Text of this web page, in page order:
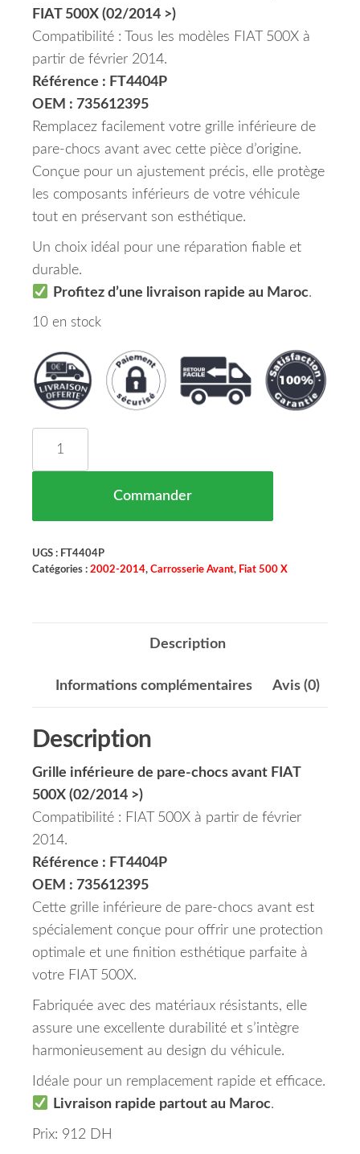
FIAT 500X (02/2014 >)
Compatibilité : Tous les modèles FIAT 500X à
partir de février 2014.
Référence : FT4404P
OEM : 735612395
Remplacez facilement votre grille inférieure de
pare-chocs avant avec cette pièce d’origine.
Conçue pour un ajustement précis, elle protège
les composants inférieurs de votre véhicule
tout en préservant son esthétique.
Un choix idéal pour une réparation fiable et
durable.
Profitez d’une livraison rapide au Maroc.
10 en stock
Commander
UGS : FT4404P
Catégories : 2002-2014, Carrosserie Avant, Fiat 500 X
Description
Informations complémentaires Avis (0)
Description
Grille inférieure de pare-chocs avant FIAT
500X (02/2014 >)
Compatibilité : FIAT 500X à partir de février
2014.
Référence : FT4404P
OEM : 735612395
Cette grille inférieure de pare-chocs avant est
spécialement conçue pour offrir une protection
optimale et une finition esthétique parfaite à
votre FIAT 500X.
Fabriquée avec des matériaux résistants, elle
assure une excellente durabilité et s’intègre
harmonieusement au design du véhicule.
Idéale pour un remplacement rapide et efficace.
Livraison rapide partout au Maroc.
Prix: 912 DH